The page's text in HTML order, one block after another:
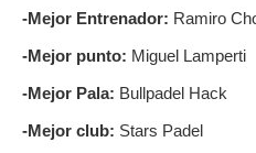
-Mejor Entrenador: Ramiro
-Mejor punto: Miguel Lamperti
-Mejor Pala: Bullpadel Hack
-Mejor club: Stars Padel